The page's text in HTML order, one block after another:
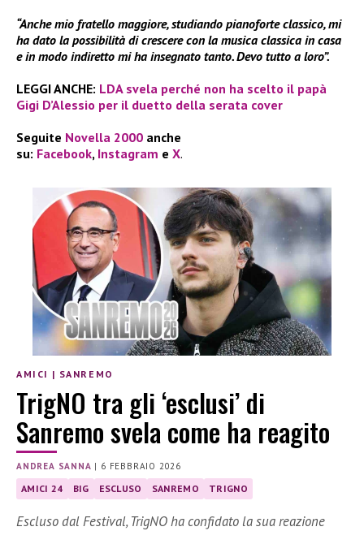
“Anche mio fratello maggiore, studiando pianoforte classico, mi
ha dato la possibilità di crescere con la musica classica in casa
e in modo indiretto mi ha insegnato tanto. Devo tutto a loro”.
LEGGI ANCHE: LDA svela perché non ha scelto il papà
Gigi D’Alessio per il duetto della serata cover
Seguite Novella 2000 anche
su: Facebook, Instagram e X.
AMICI | SANREMO
TrigNO tra gli ‘esclusi’ di
Sanremo svela come ha reagito
ANDREA SANNA | 6 FEBBRAIO 2026
AMICI 24 BIG ESCLUSO SANREMO TRIGNO
Escluso dal Festival, TrigNO ha confidato la sua reazione